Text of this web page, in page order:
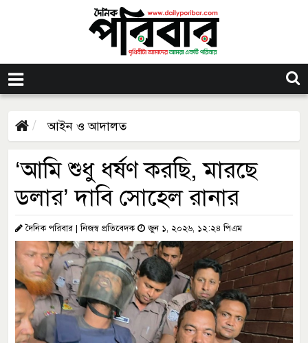
আইন ও আদালত
‘আমি শুধু ধর্ষণ করছি, মারছে
ডলার’ দাবি সোহেল রানার
দৈনিক পরিবার | নিজস্ব প্রতিবেদক জুন ১, ২০২৬, ১২:২৪ পিএম